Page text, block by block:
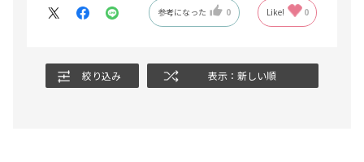
参考になった 0 Like! 0
絞り込み 表示：新しい順